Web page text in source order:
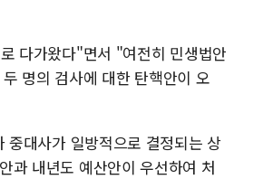
다가왔다"면서 "여전히 민생법안
명의 검사에 대한 탄핵안이 오
대사가 일방적으로 결정되는 상
과 내년도 예산안이 우선하여 처